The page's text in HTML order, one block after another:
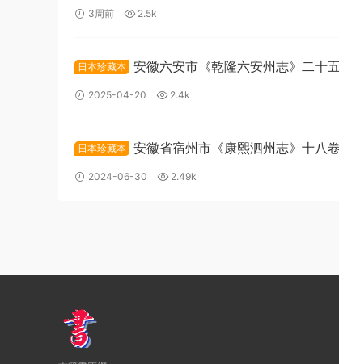
董鴻圖修PDF高清電子版下載
3周前 2.5k
日本珍藏本 安徽六安市《乾隆六安州志》二十
勳修纂PDF高清電子版下載
2025-04-20 2.4k
日本珍藏本 安徽省宿州市《康熙泗州志》十八
張怿纂修PDF高清電子版下載
2024-06-30 2.49k